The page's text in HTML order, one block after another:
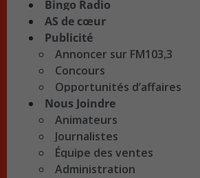
Bingo Radio
AS de cœur
Publicité
Annoncer sur FM103,3
Concours
Opportunités d’affaires
Nous Joindre
Animateurs
Journalistes
Équipe des ventes
Administration